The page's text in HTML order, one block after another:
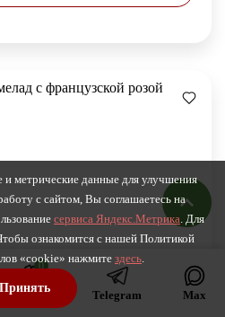
метрические данные для улучшения
с сайтом, Вы соглашаетесь на
сервиса Яндекс.Метрика. Для
ознакомится с нашей Политикой
«cookie» нажмите здесь.
Принять
0
Корзина Telegram Max